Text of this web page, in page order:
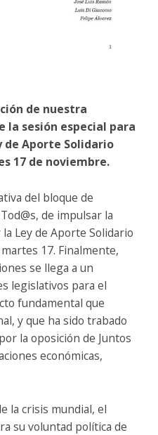
de nuestra
la sesión especial para
Aporte Solidario
17 de noviembre.
del bloque de
de impulsar la
Ley de Aporte Solidario
17. Finalmente,
se llega a un
legislativos para el
fundamental que
y que ha sido trabado
la oposición de Juntos
económicas,
la crisis mundial, el
su voluntad política de